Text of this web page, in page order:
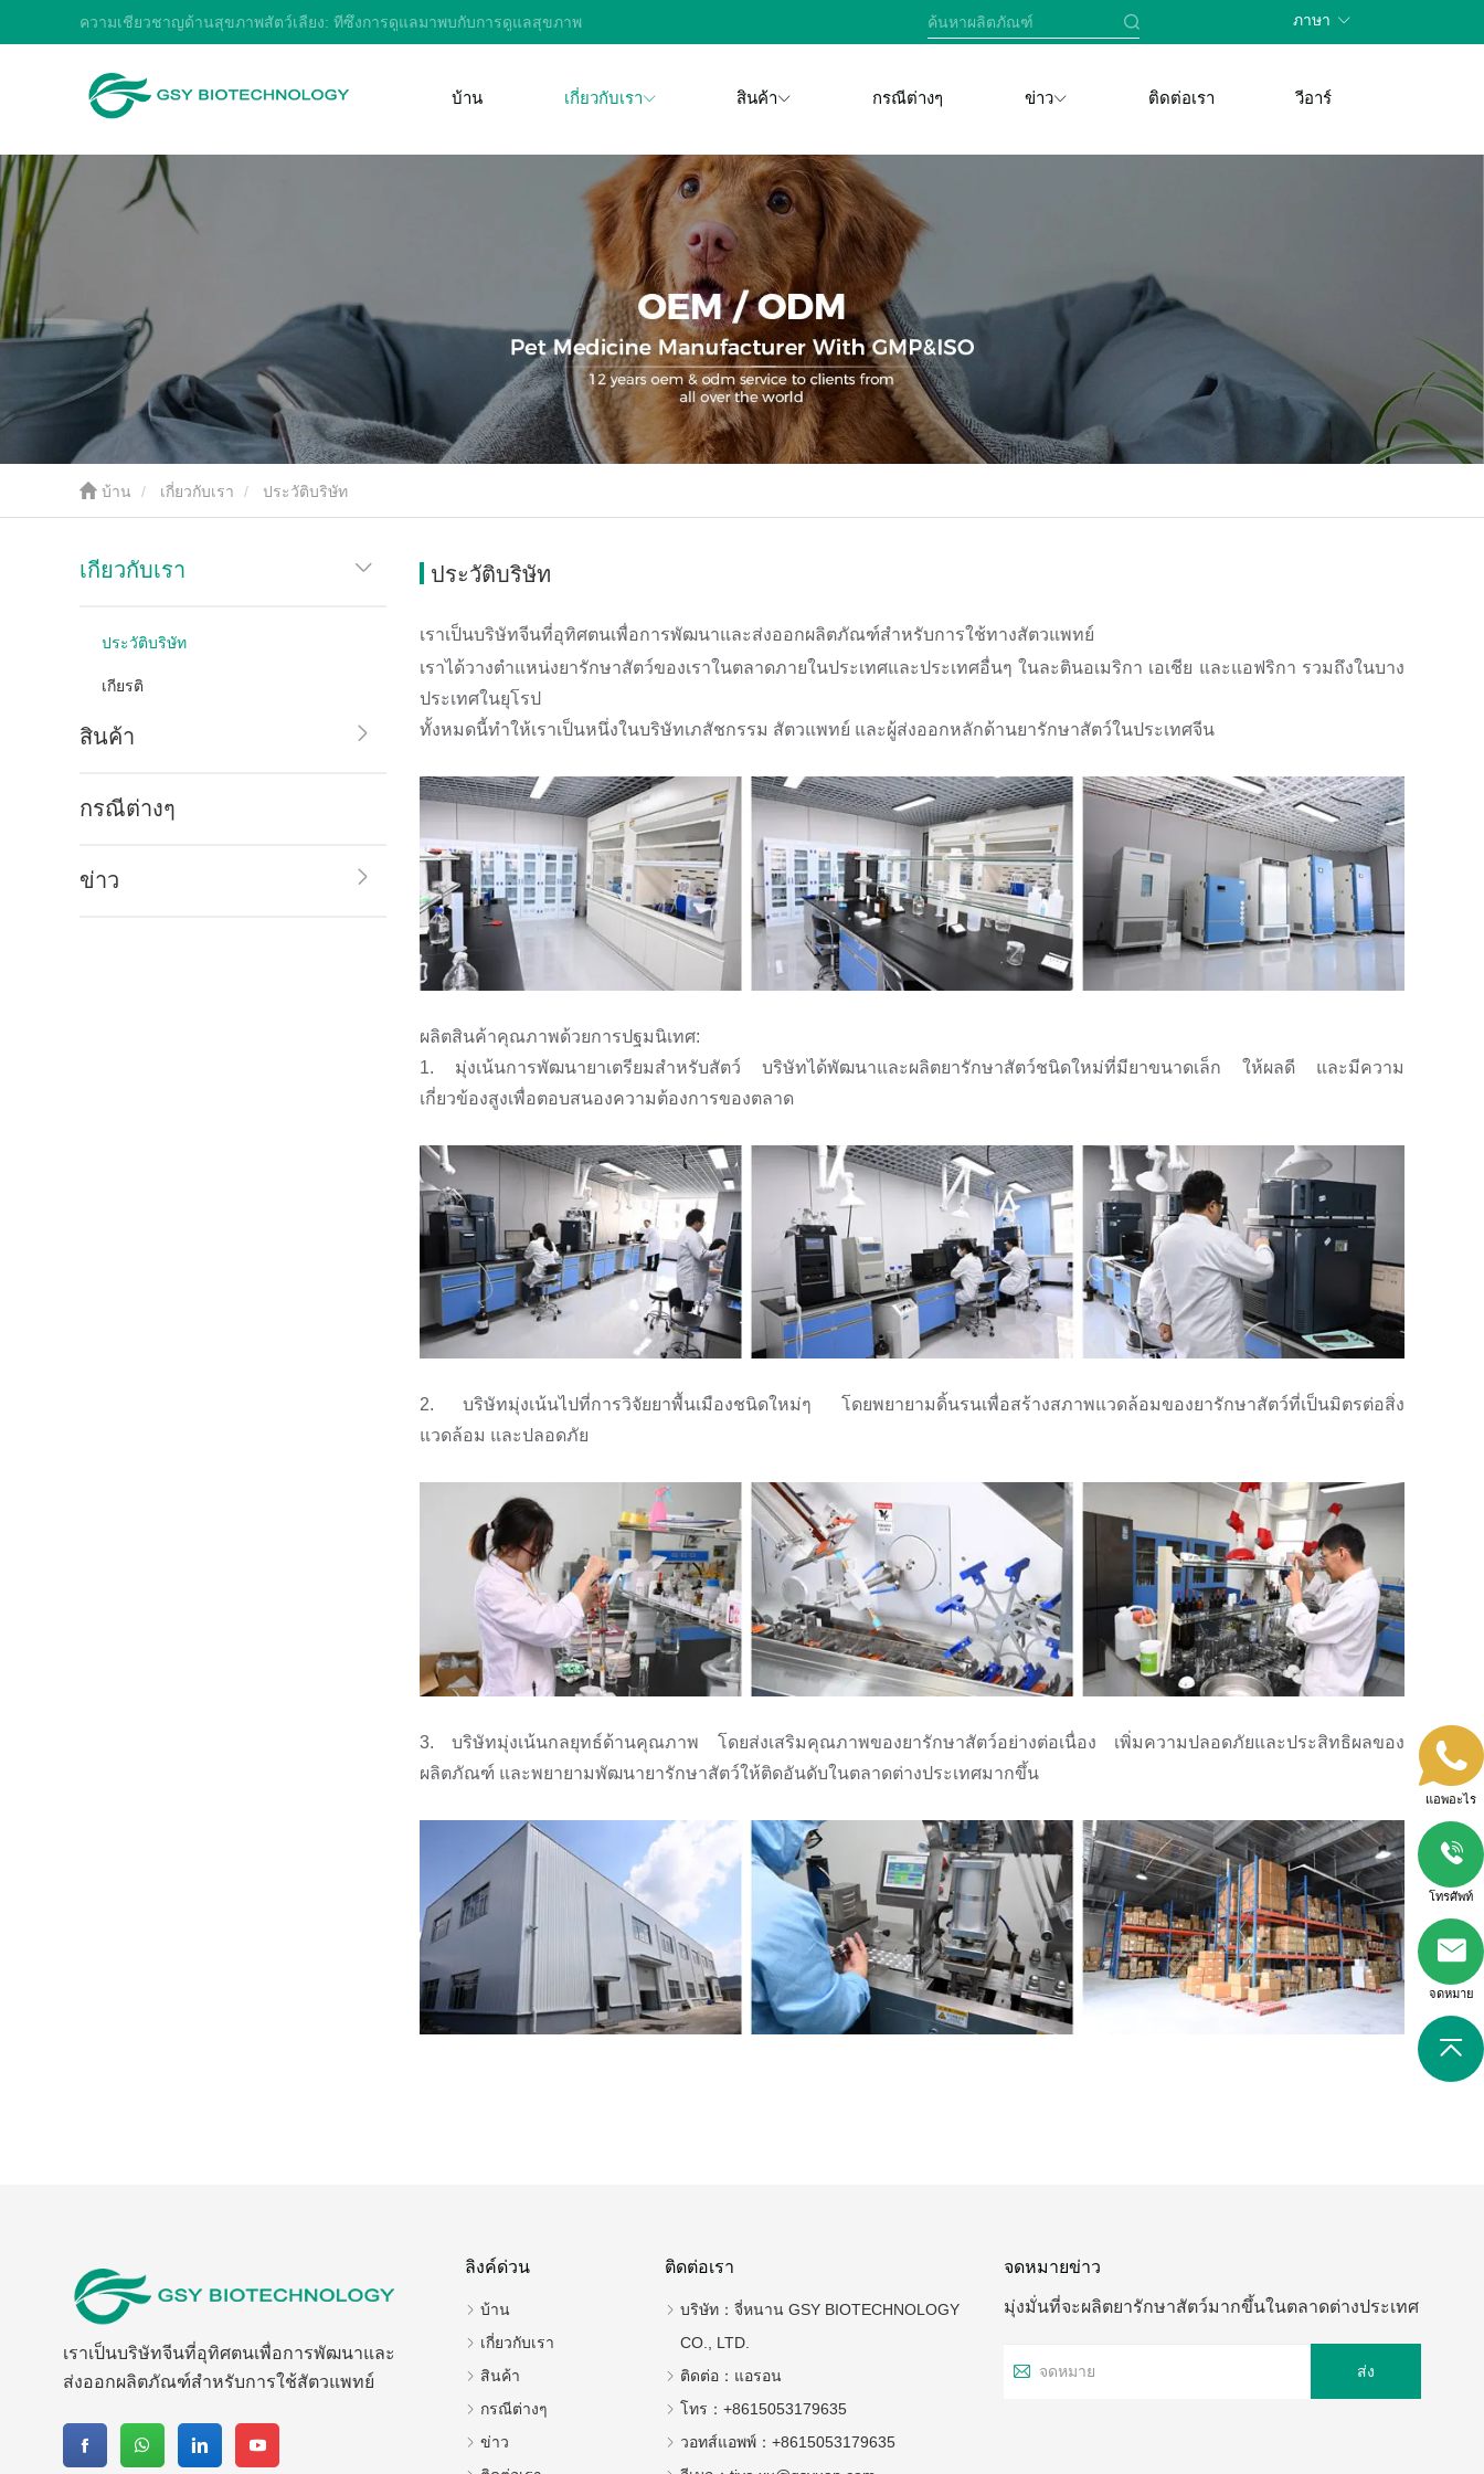
ความเชี่ยวชาญด้านสุขภาพสัตว์เลี้ยง: ที่ซึ่งการดูแลมาพบกับการดูแลสุขภาพ ภาษา
บ้าน เกี่ยวกับเรา สินค้า กรณีต่างๆ ข่าว ติดต่อเรา วีอาร์
บ้าน เกี่ยวกับเรา ประวัติบริษัท
เกี่ยวกับเรา
ประวัติบริษัท
เกียรติ
สินค้า
กรณีต่างๆ
ข่าว
ประวัติบริษัท
เราเป็นบริษัทจีนที่อุทิศตนเพื่อการพัฒนาและส่งออกผลิตภัณฑ์สำหรับการใช้ทางสัตวแพทย์
เราได้วางตำแหน่งยารักษาสัตว์ของเราในตลาดภายในประเทศและประเทศอื่นๆ ในละตินอเมริกา เอเชีย และแอฟริกา รวมถึงในบาง
ประเทศในยุโรป
ทั้งหมดนี้ทำให้เราเป็นหนึ่งในบริษัทเภสัชกรรม สัตวแพทย์ และผู้ส่งออกหลักด้านยารักษาสัตว์ในประเทศจีน
ผลิตสินค้าคุณภาพด้วยการปฐมนิเทศ:
1. มุ่งเน้นการพัฒนายาเตรียมสำหรับสัตว์ บริษัทได้พัฒนาและผลิตยารักษาสัตว์ชนิดใหม่ที่มียาขนาดเล็ก ให้ผลดี และมีความ
เกี่ยวข้องสูงเพื่อตอบสนองความต้องการของตลาด
2. บริษัทมุ่งเน้นไปที่การวิจัยยาพื้นเมืองชนิดใหม่ๆ โดยพยายามดิ้นรนเพื่อสร้างสภาพแวดล้อมของยารักษาสัตว์ที่เป็นมิตรต่อสิ่ง
แวดล้อม และปลอดภัย
3. บริษัทมุ่งเน้นกลยุทธ์ด้านคุณภาพ โดยส่งเสริมคุณภาพของยารักษาสัตว์อย่างต่อเนื่อง เพิ่มความปลอดภัยและประสิทธิผลของ
ผลิตภัณฑ์ และพยายามพัฒนายารักษาสัตว์ให้ติดอันดับในตลาดต่างประเทศมากขึ้น
เราเป็นบริษัทจีนที่อุทิศตนเพื่อการพัฒนาและ
ส่งออกผลิตภัณฑ์สำหรับการใช้สัตวแพทย์
ลิงค์ด่วน
บ้าน
เกี่ยวกับเรา
สินค้า
กรณีต่างๆ
ข่าว
ติดต่อเรา
บริษัท： จี่หนาน GSY BIOTECHNOLOGY
CO., LTD.
ติดต่อ： แอรอน
โทร： +8615053179635
วอทส์แอพพ์： +8615053179635
จดหมายข่าว
มุ่งมั่นที่จะผลิตยารักษาสัตว์มากขึ้นในตลาดต่างประเทศ
ส่ง
แอพอะไร
โทรศัพท์
จดหมาย